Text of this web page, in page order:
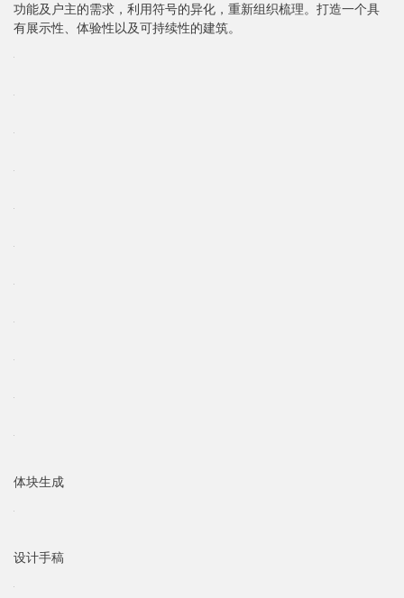
功能及户主的需求，利用符号的异化，重新组织梳理。打造一个具
有展示性、体验性以及可持续性的建筑。
体块生成
设计手稿